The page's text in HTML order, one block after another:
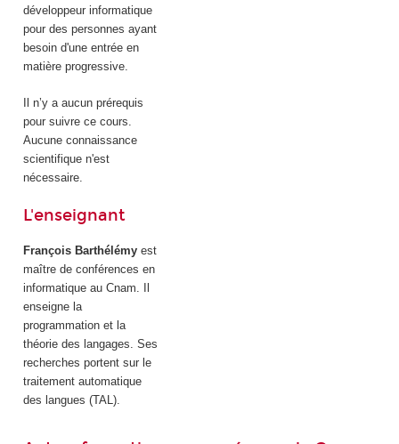
développeur informatique
pour des personnes ayant
besoin d'une entrée en
matière progressive.
Il n’y a aucun prérequis
pour suivre ce cours.
Aucune connaissance
scientifique n'est
nécessaire.
L'enseignant
François Barthélémyest
maître de conférences en
informatique au Cnam. Il
enseigne la
programmation et la
théorie des langages. Ses
recherches portent sur le
traitement automatique
des langues (TAL).